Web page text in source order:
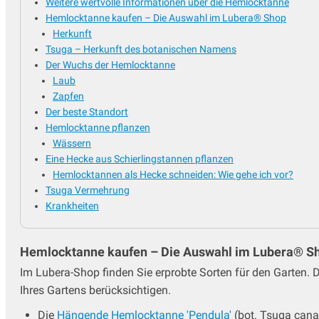
Hemlocktanne kaufen – Die Auswahl im Lubera® Shop
Herkunft
Tsuga – Herkunft des botanischen Namens
Der Wuchs der Hemlocktanne
Laub
Zapfen
Der beste Standort
Hemlocktanne pflanzen
Wässern
Eine Hecke aus Schierlingstannen pflanzen
Hemlocktannen als Hecke schneiden: Wie gehe ich vor?
Tsuga Vermehrung
Krankheiten
Hemlocktanne kaufen – Die Auswahl im Lubera®
Im Lubera-Shop finden Sie erprobte Sorten für den
Ihres Gartens berücksichtigen.
Die Hängende Hemlocktanne 'Pendula' (bot. Tsuga